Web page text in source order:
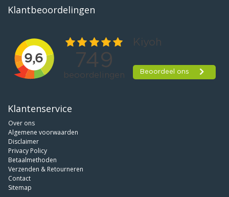
Klantbeoordelingen
Klantenservice
Over ons
Algemene voorwaarden
Disclaimer
Privacy Policy
Betaalmethoden
Verzenden & Retourneren
Contact
Sitemap